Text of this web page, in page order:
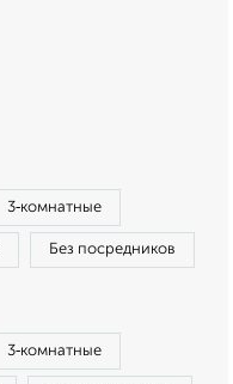
3‑комнатные
Без посредников
3‑комнатные